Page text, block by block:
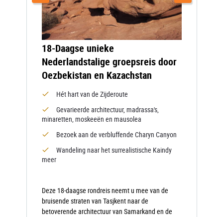
18-Daagse unieke
Nederlandstalige groepsreis door
Oezbekistan en Kazachstan
Hét hart van de Zijderoute
Gevarieerde architectuur, madrassa's,
minaretten, moskeeën en mausolea
Bezoek aan de verbluffende Charyn Canyon
Wandeling naar het surrealistische Kaindy
meer
Deze 18-daagse rondreis neemt u mee van de
bruisende straten van Tasjkent naar de
betoverende architectuur van Samarkand en de